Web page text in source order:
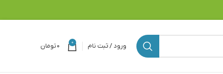
ورود / ثبت نام 0 ۰تومان